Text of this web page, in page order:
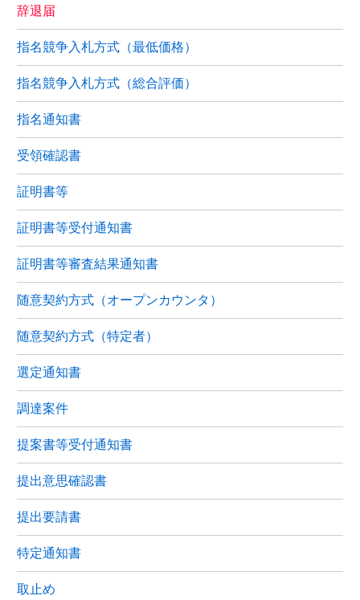
辞退届
指名競争入札方式（最低価格）
指名競争入札方式（総合評価）
指名通知書
受領確認書
証明書等
証明書等受付通知書
証明書等審査結果通知書
随意契約方式（オープンカウンタ）
随意契約方式（特定者）
選定通知書
調達案件
提案書等受付通知書
提出意思確認書
提出要請書
特定通知書
取止め